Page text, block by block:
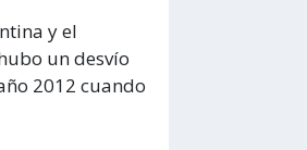
y el
un desvío
2012 cuando